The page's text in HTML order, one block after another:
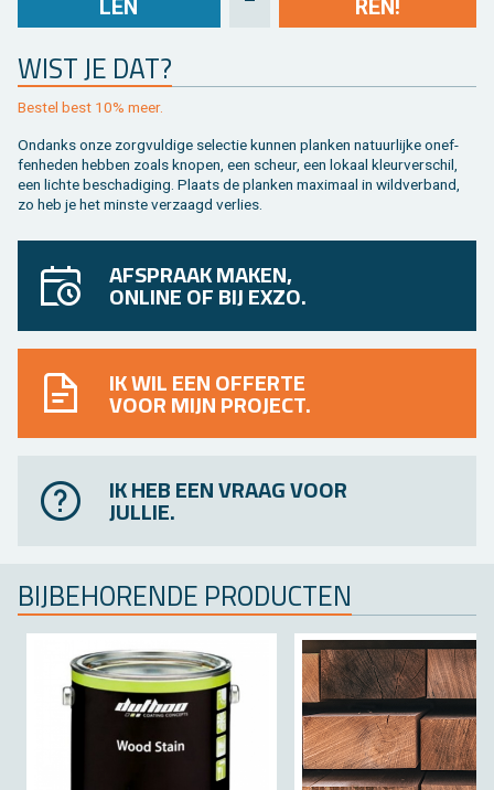
LEN
REN!
WIST JE DAT?
Be­stel best 10% meer.
On­danks onze zorg­vul­di­ge se­lec­tie kun­nen plan­ken na­tuur­lij­ke on­ef­
fen­he­den heb­ben zoals kno­pen, een scheur, een lo­kaal kleur­ver­schil,
een lich­te be­scha­di­ging. Plaats de plan­ken maxi­maal in wild­ver­band,
zo heb je het min­ste ver­zaagd ver­lies.
AFSPRAAK MAKEN,
ONLINE OF BIJ EXZO.
IK WIL EEN OFFERTE
VOOR MIJN PROJECT.
IK HEB EEN VRAAG VOOR
JULLIE.
BIJ­BE­HO­REN­DE PRO­DUC­TEN